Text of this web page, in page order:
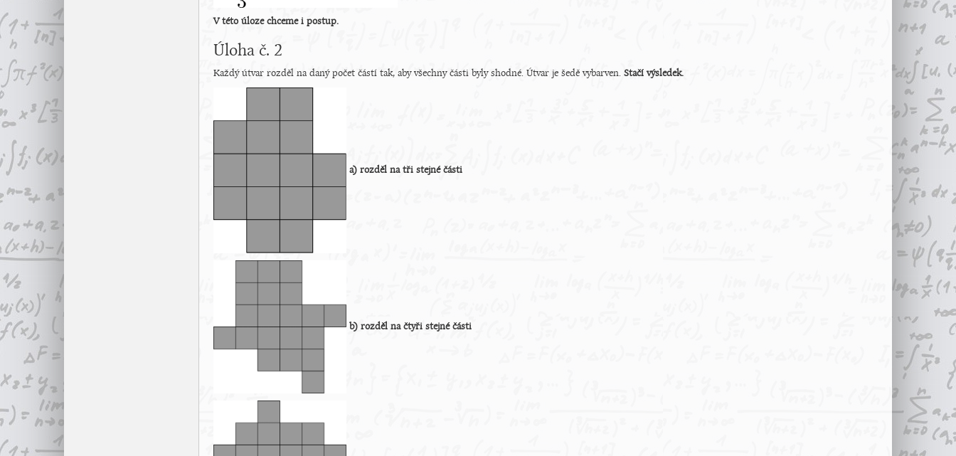
V této úloze chceme i postup.
Úloha č. 2
Každý útvar rozděl na daný počet částí tak, aby všechny části byly shodné. Útvar je šedě vybarven. Stačí výsledek.
a) rozděl na tři stejné části
b) rozděl na čtyři stejné části